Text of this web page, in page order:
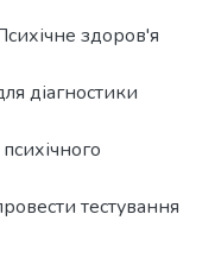
здоров'я
діагностики
тестування